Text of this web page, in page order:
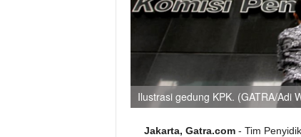
Ilustrasi gedung KPK. (GATRA/Adi
Jakarta, Gatra.com- Tim